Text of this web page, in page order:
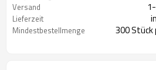
Versand
Lieferzeit
Mindestbestellmenge
300 Stück